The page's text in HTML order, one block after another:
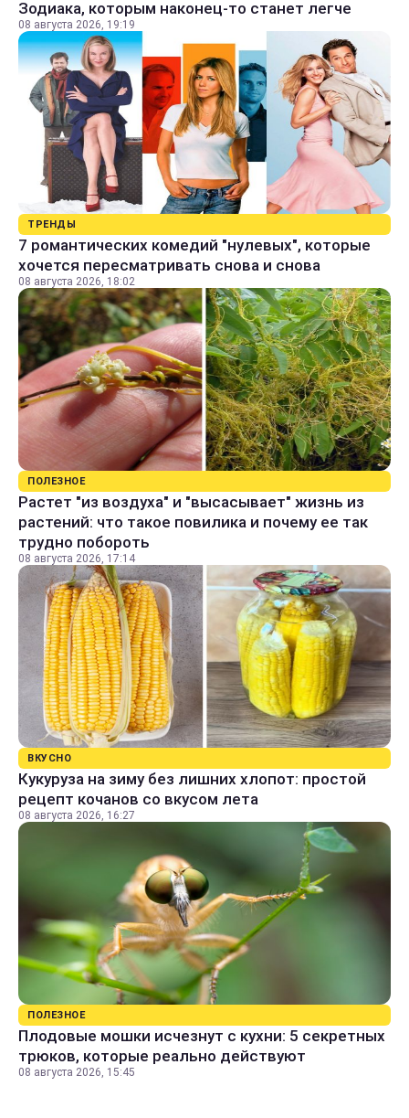
Зодиака, которым наконец-то станет легче
08 августа 2026, 19:19
ТРЕНДЫ
7 романтических комедий "нулевых", которые
хочется пересматривать снова и снова
08 августа 2026, 18:02
ПОЛЕЗНОЕ
Растет "из воздуха" и "высасывает" жизнь из
растений: что такое повилика и почему ее так
трудно побороть
08 августа 2026, 17:14
ВКУСНО
Кукуруза на зиму без лишних хлопот: простой
рецепт кочанов со вкусом лета
08 августа 2026, 16:27
ПОЛЕЗНОЕ
Плодовые мошки исчезнут с кухни: 5 секретных
трюков, которые реально действуют
08 августа 2026, 15:45